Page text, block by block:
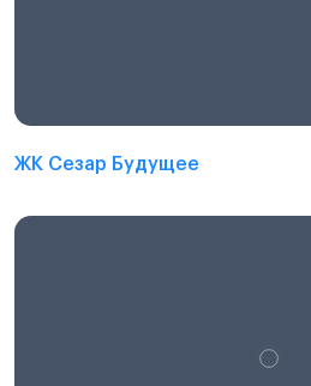
ЖК Сезар Будущее